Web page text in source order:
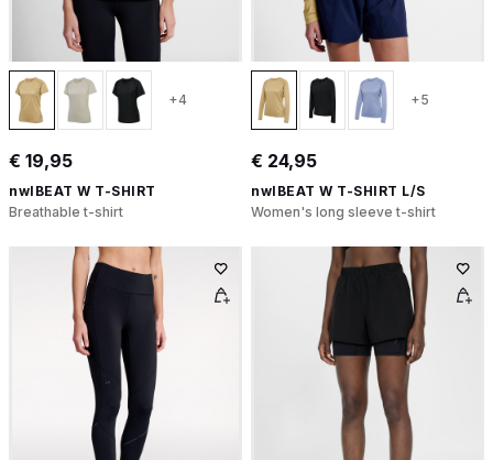
+4
€ 19,95
nwlBEAT W T-SHIRT
Breathable t-shirt
+5
€ 24,95
nwlBEAT W T-SHIRT L/S
Women's long sleeve t-shirt